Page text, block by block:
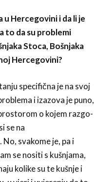
Hercegovini i da li je
to da su problemi
Stoca, Bošnjaka
Hercegovini?
specifična je na svoj
i izazova je puno,
o kojem razgo­
se na
sva­kome je, pa i
se nositi s kušnjama,
kolike su te kušnje i